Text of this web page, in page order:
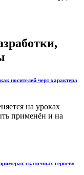
носителей черт характера
на уроках
применён и на
сказочных героев»